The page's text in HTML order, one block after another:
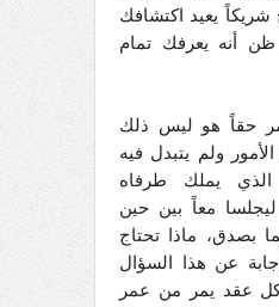
شريكاً يعيد اكتشافك
أنه يعرفك تمام
حقاً هو ليس ذلك
ولم يتبدل فيه
يملك طرفاه
معاً بين حين
بصدق، ماذا تحتاج
عن هذا السؤال
كل عقد يمر من عمر